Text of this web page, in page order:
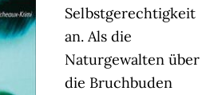
Selbstgerechtigkeit
an. Als die
Naturgewalten über
die Bruchbuden